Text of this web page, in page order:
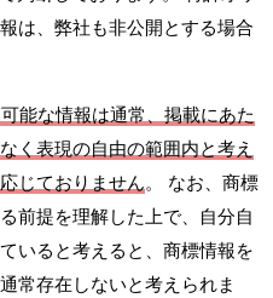
は、弊社も非公開とする場合
能な情報は通常、掲載にあた
く表現の自由の範囲内と考え
じておりません。 なお、商標
前提を理解した上で、自分自
いると考えると、商標情報を
常存在しないと考えられま